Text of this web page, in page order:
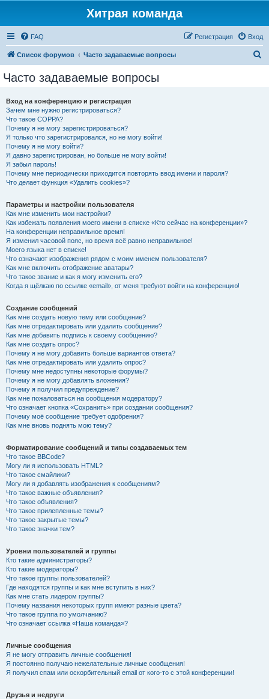
Хитрая команда
FAQ Вход
Регистрация
Список форумов Часто задаваемые вопросы
Часто задаваемые вопросы
Вход на конференцию и регистрация
Зачем мне нужно регистрироваться?
Что такое COPPA?
Почему я не могу зарегистрироваться?
Я только что зарегистрировался, но не могу войти!
Почему я не могу войти?
Я давно зарегистрирован, но больше не могу войти!
Я забыл пароль!
Почему мне периодически приходится повторять ввод имени и пароля?
Что делает функция «Удалить cookies»?
Параметры и настройки пользователя
Как мне изменить мои настройки?
Как избежать появления моего имени в списке «Кто сейчас на конференции»?
На конференции неправильное время!
Я изменил часовой пояс, но время всё равно неправильное!
Моего языка нет в списке!
Что означают изображения рядом с моим именем пользователя?
Как мне включить отображение аватары?
Что такое звание и как я могу изменить его?
Когда я щёлкаю по ссылке «email», от меня требуют войти на конференцию!
Создание сообщений
Как мне создать новую тему или сообщение?
Как мне отредактировать или удалить сообщение?
Как мне добавить подпись к своему сообщению?
Как мне создать опрос?
Почему я не могу добавить больше вариантов ответа?
Как мне отредактировать или удалить опрос?
Почему мне недоступны некоторые форумы?
Почему я не могу добавлять вложения?
Почему я получил предупреждение?
Как мне пожаловаться на сообщения модератору?
Что означает кнопка «Сохранить» при создании сообщения?
Почему моё сообщение требует одобрения?
Как мне вновь поднять мою тему?
Форматирование сообщений и типы создаваемых тем
Что такое BBCode?
Могу ли я использовать HTML?
Что такое смайлики?
Могу ли я добавлять изображения к сообщениям?
Что такое важные объявления?
Что такое объявления?
Что такое прилепленные темы?
Что такое закрытые темы?
Что такое значки тем?
Уровни пользователей и группы
Кто такие администраторы?
Кто такие модераторы?
Что такое группы пользователей?
Где находятся группы и как мне вступить в них?
Как мне стать лидером группы?
Почему названия некоторых групп имеют разные цвета?
Что такое группа по умолчанию?
Что означает ссылка «Наша команда»?
Личные сообщения
Я не могу отправить личные сообщения!
Я постоянно получаю нежелательные личные сообщения!
Я получил спам или оскорбительный email от кого-то с этой конференции!
Друзья и недруги